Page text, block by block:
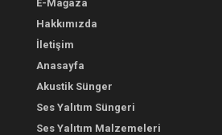
E-Mağaza
Hakkımızda
İletişim
Anasayfa
Akustik Sünger
Ses Yalıtım Süngeri
Ses Yalıtım Malzemeleri